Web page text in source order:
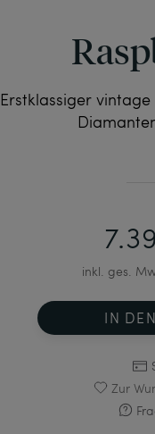
Erstklassiger
inkl. ges.
IN
Zur